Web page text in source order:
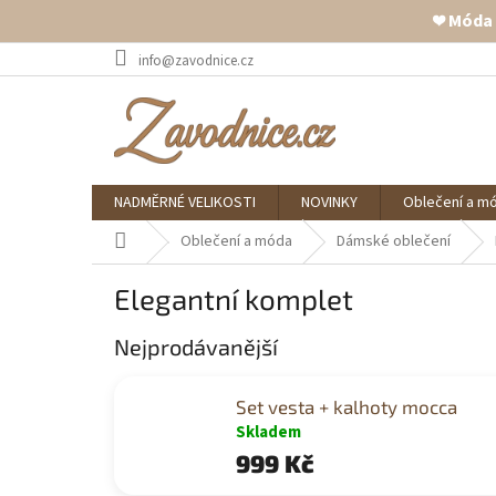
❤️
na
info@zavodnice.cz
NADMĚRNÉ VELIKOSTI NOVINKY Oblečení a
Domů Oblečení a móda Dámské oblečení
Elegantní komplet
Nejprodávanější
Set vesta + kalhoty mocca
Skladem
999 Kč